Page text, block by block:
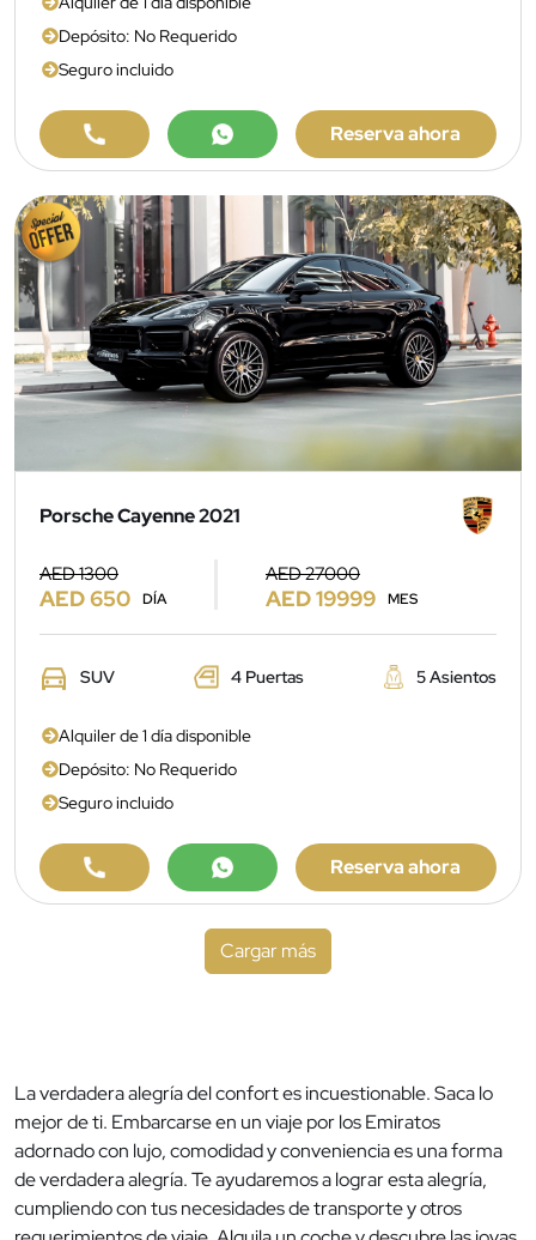
Depósito: No Requerido
Seguro incluido
Reserva ahora
Porsche Cayenne 2021
AED 1300
AED 650 DÍA
AED 27000
AED 19999 MES
SUV 4 Puertas 5 Asientos
Alquiler de 1 día disponible
Depósito: No Requerido
Seguro incluido
Reserva ahora
Cargar más
La verdadera alegría del confort es incuestionable. Saca lo
mejor de ti. Embarcarse en un viaje por los Emiratos
adornado con lujo, comodidad y conveniencia es una forma
de verdadera alegría. Te ayudaremos a lograr esta alegría,
cumpliendo con tus necesidades de transporte y otros